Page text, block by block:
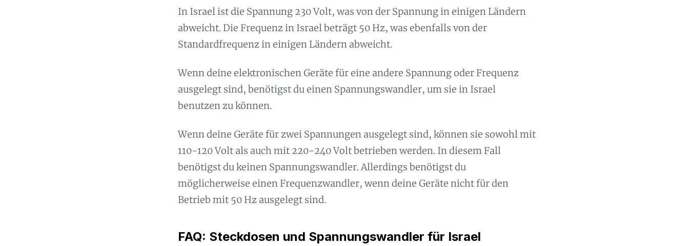
In Israel ist die Spannung 230 Volt, was von der Spannung in einigen Ländern
abweicht. Die Frequenz in Israel beträgt 50 Hz, was ebenfalls von der
Standardfrequenz in einigen Ländern abweicht.
Wenn deine elektronischen Geräte für eine andere Spannung oder Frequenz
ausgelegt sind, benötigst du einen Spannungswandler, um sie in Israel
benutzen zu können.
Wenn deine Geräte für zwei Spannungen ausgelegt sind, können sie sowohl mit
110-120 Volt als auch mit 220-240 Volt betrieben werden. In diesem Fall
benötigst du keinen Spannungswandler. Allerdings benötigst du
möglicherweise einen Frequenzwandler, wenn deine Geräte nicht für den
Betrieb mit 50 Hz ausgelegt sind.
FAQ: Steckdosen und Spannungswandler für Israel